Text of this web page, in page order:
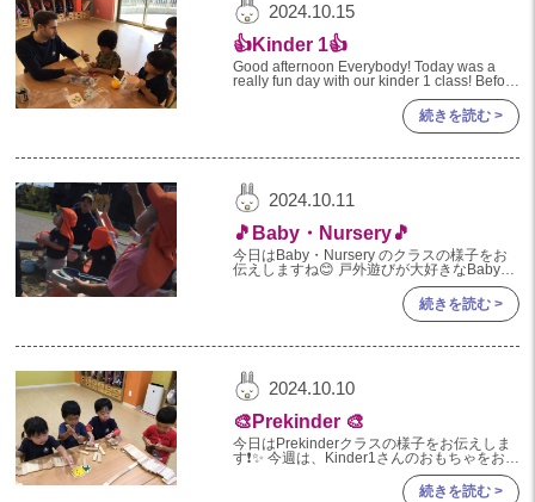
仙台富沢保育園（宮城県）
印西東の原保育園(千葉県)
つくば西平塚保育園(茨城県)
加美中新田保育園(宮城県)
2024年 11月(10)
2024年 10月(20)
2024年 09月(19)
2024年 07月(22)
2024年 06月(19)
2024年 05月(20)
2024年 04月(20)
2024年 03月(20)
2023
2023年 12月(20)
2023年 11月(18)
2024.10.15
👍Kinder 1👍
Good afternoon Everybody! Today was a
really fun day with our kinder 1 class! Before
続きを読む >
2024.10.11
🎵Baby・Nursery🎵
今日はBaby・Nursery のクラスの様子をお
伝えしますね😊 戸外遊びが大好きなBaby・
園』へお散歩に行きました♪ ヘリコ
続きを読む >
2024.10.10
🎨Prekinder 🎨
今日はPrekinderクラスの様子をお伝えしま
す❗️✨ 今週は、Kinder1さんのおもちゃをお借
もちゃで、電車の駅を作った 続きを読む >